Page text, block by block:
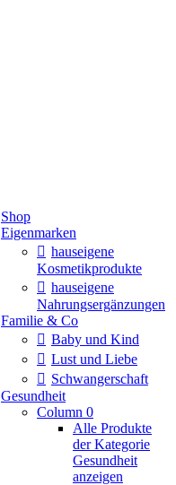
Shop
Eigenmarken
hauseigene
Kosmetikprodukte
hauseigene
Nahrungsergänzungen
Familie & Co
Baby und Kind
Lust und Liebe
Schwangerschaft
Gesundheit
Column 0
Alle Produkte
der Kategorie
Gesundheit
anzeigen